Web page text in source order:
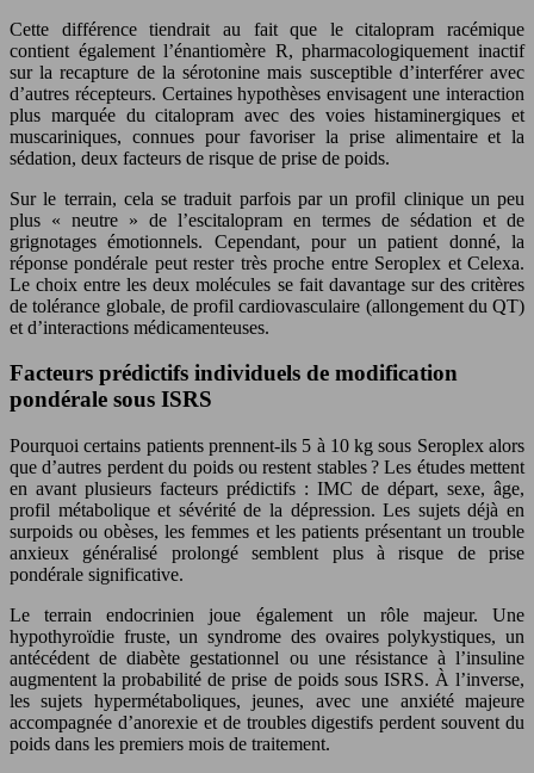
Cette différence tiendrait au fait que le citalopram racémique
contient également l’énantiomère R, pharmacologiquement inactif
sur la recapture de la sérotonine mais susceptible d’interférer avec
d’autres récepteurs. Certaines hypothèses envisagent une interaction
plus marquée du citalopram avec des voies histaminergiques et
muscariniques, connues pour favoriser la prise alimentaire et la
sédation, deux facteurs de risque de prise de poids.
Sur le terrain, cela se traduit parfois par un profil clinique un peu
plus « neutre » de l’escitalopram en termes de sédation et de
grignotages émotionnels. Cependant, pour un patient donné, la
réponse pondérale peut rester très proche entre Seroplex et Celexa.
Le choix entre les deux molécules se fait davantage sur des critères
de tolérance globale, de profil cardiovasculaire (allongement du QT)
et d’interactions médicamenteuses.
Facteurs prédictifs individuels de modification
pondérale sous ISRS
Pourquoi certains patients prennent-ils 5 à 10 kg sous Seroplex alors
que d’autres perdent du poids ou restent stables ? Les études mettent
en avant plusieurs facteurs prédictifs : IMC de départ, sexe, âge,
profil métabolique et sévérité de la dépression. Les sujets déjà en
surpoids ou obèses, les femmes et les patients présentant un trouble
anxieux généralisé prolongé semblent plus à risque de prise
pondérale significative.
Le terrain endocrinien joue également un rôle majeur. Une
hypothyroïdie fruste, un syndrome des ovaires polykystiques, un
antécédent de diabète gestationnel ou une résistance à l’insuline
augmentent la probabilité de prise de poids sous ISRS. À l’inverse,
les sujets hypermétaboliques, jeunes, avec une anxiété majeure
accompagnée d’anorexie et de troubles digestifs perdent souvent du
poids dans les premiers mois de traitement.